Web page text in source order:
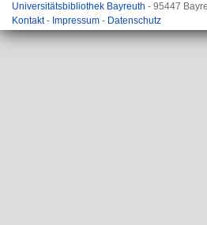
Universitätsbibliothek Bayreuth - 95447
Kontakt- Impressum - Datenschutz